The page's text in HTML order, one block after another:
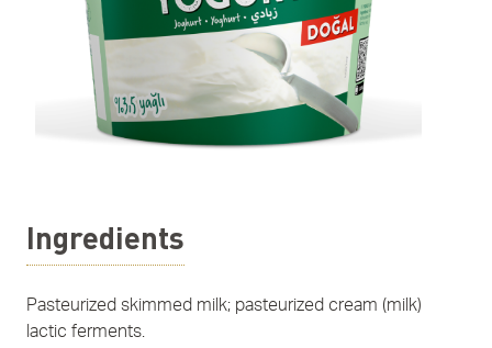
Ingredients
Pasteurized skimmed milk; pasteurized cream (milk)
lactic ferments.